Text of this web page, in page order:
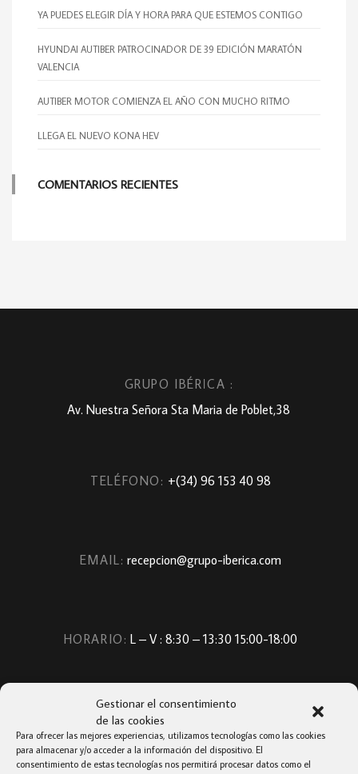
Gestionar el consentimiento
de las cookies
Para ofrecer las mejores experiencias, utilizamos tecnologías como las cookies
para almacenar y/o acceder a la información del dispositivo. El
consentimiento de estas tecnologías nos permitirá procesar datos como el
YA PUEDES ELEGIR DÍA Y HORA PARA QUE ESTEMOS CONTIGO
HYUNDAI AUTIBER PATROCINADOR DE 39 EDICIÓN MARATÓN
VALENCIA
AUTIBER MOTOR COMIENZA EL AÑO CON MUCHO RITMO
LLEGA EL NUEVO KONA HEV
COMENTARIOS RECIENTES
GRUPO IBÉRICA :
Av. Nuestra Señora Sta Maria de Poblet,38
TELÉFONO: +(34) 96 153 40 98
EMAIL: recepcion@grupo-iberica.com
HORARIO: L – V : 8:30 – 13:30 15:00-18:00